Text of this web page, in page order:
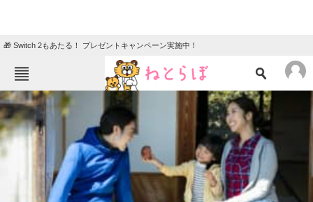
🎁 Switch 2もあたる！ プレゼントキャンペーン実施中！
ねとらぼメニュー
TOP ニュース
エンタメ
地域
教育・育児